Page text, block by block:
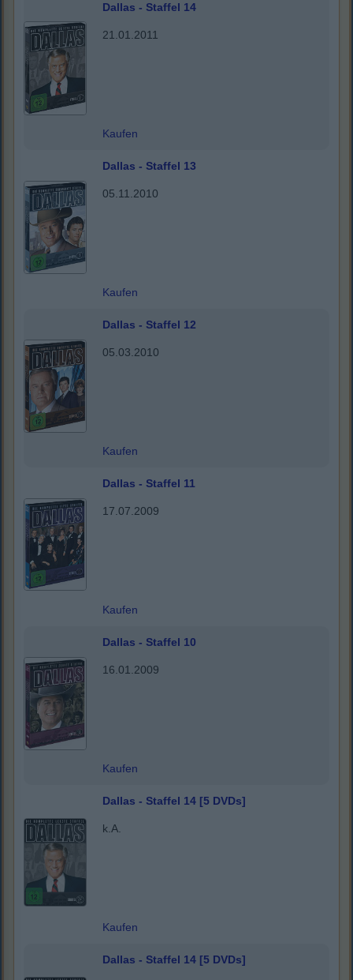
Dallas - Staffel 14
21.01.2011
Kaufen
Dallas - Staffel 13
05.11.2010
Kaufen
Dallas - Staffel 12
05.03.2010
Kaufen
Dallas - Staffel 11
17.07.2009
Kaufen
Dallas - Staffel 10
16.01.2009
Kaufen
Dallas - Staffel 14 [5 DVDs]
k.A.
Kaufen
Dallas - Staffel 14 [5 DVDs]